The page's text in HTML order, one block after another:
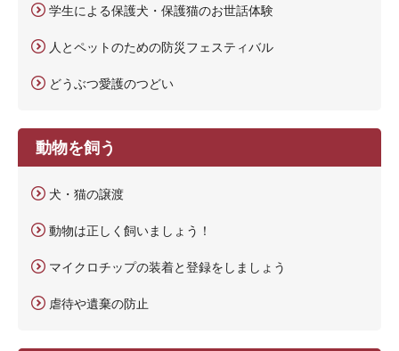
学生による保護犬・保護猫のお世話体験
人とペットのための防災フェスティバル
どうぶつ愛護のつどい
動物を飼う
犬・猫の譲渡
動物は正しく飼いましょう！
マイクロチップの装着と登録をしましょう
虐待や遺棄の防止